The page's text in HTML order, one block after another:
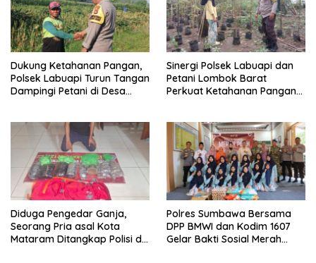
Dukung Ketahanan Pangan,
Polsek Labuapi Turun Tangan
Dampingi Petani di Desa
Sinergi Polsek Labuapi dan
Petani Lombok Barat
Perkuat Ketahanan Pangan
Diduga Pengedar Ganja,
Seorang Pria asal Kota
Mataram Ditangkap Polisi di
Polres Sumbawa Bersama
DPP BMWI dan Kodim 1607
Gelar Bakti Sosial Merah